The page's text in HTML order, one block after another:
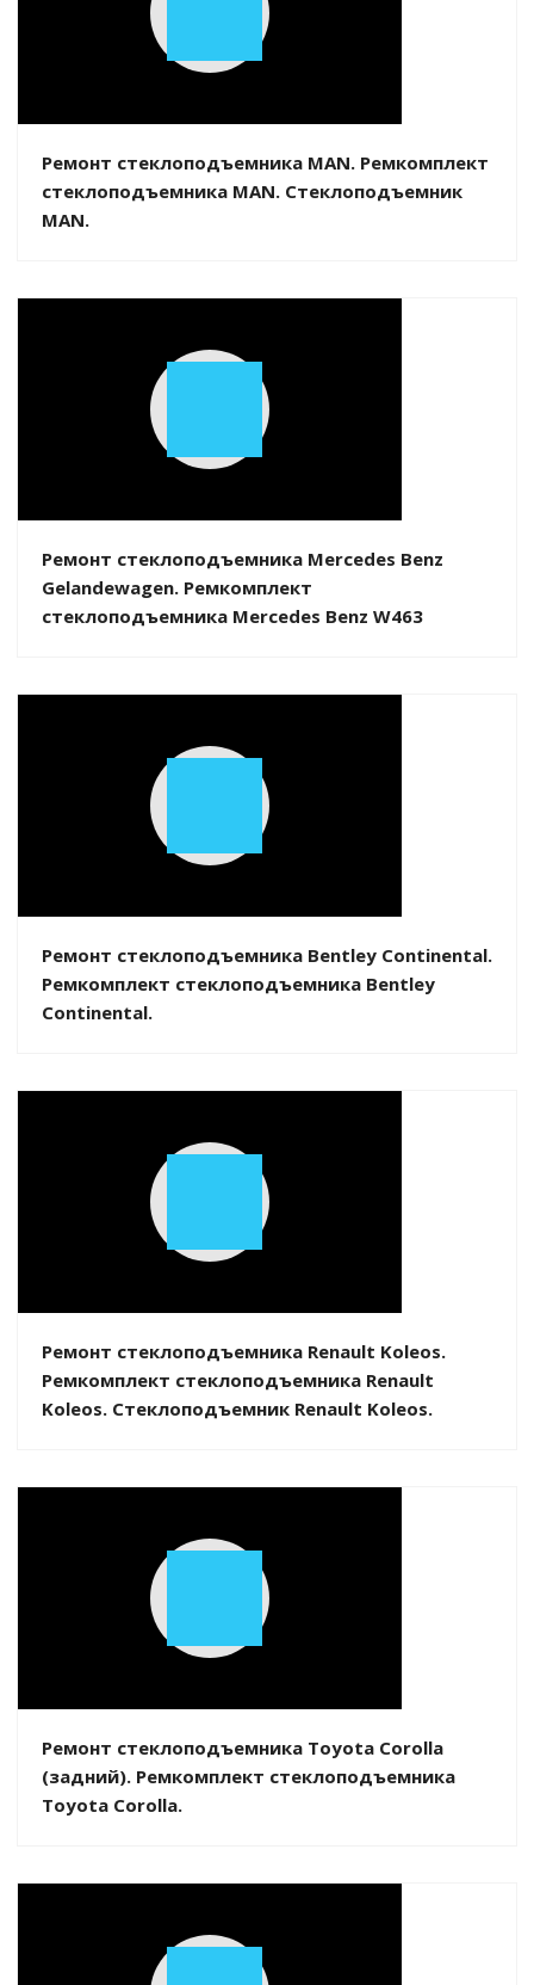
Play
Ремонт стеклоподъемника MAN. Ремкомплект
стеклоподъемника MAN. Стеклоподъемник
MAN.
Play
Ремонт стеклоподъемника Mercedes Benz
Gelandewagen. Ремкомплект
стеклоподъемника Mercedes Benz W463
Play
Ремонт стеклоподъемника Bentley Continental.
Ремкомплект стеклоподъемника Bentley
Continental.
Play
Ремонт стеклоподъемника Renault Koleos.
Ремкомплект стеклоподъемника Renault
Koleos. Стеклоподъемник Renault Koleos.
Play
Ремонт стеклоподъемника Toyota Corolla
(задний). Ремкомплект стеклоподъемника
Toyota Corolla.